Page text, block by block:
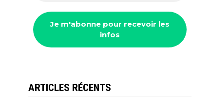
ARTICLES RÉCENTS